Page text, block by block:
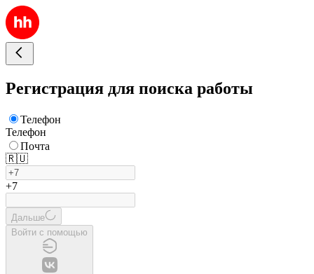
Регистрация для поиска работы
Телефон
Телефон
Почта
🇷🇺
+7
Дальше
Войти с помощью